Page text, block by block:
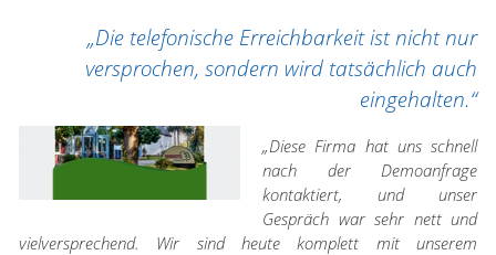
„Die telefonische Erreichbarkeit ist nicht nur
versprochen, sondern wird tatsächlich auch
eingehalten.“
„Diese Firma hat uns schnell
nach der Demoanfrage
kontaktiert, und unser
Gespräch war sehr nett und
vielversprechend. Wir sind heute komplett mit unserem